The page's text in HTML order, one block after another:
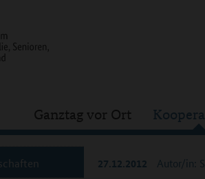
Ganztag vor Ort
27.12.2012 Autor/in: